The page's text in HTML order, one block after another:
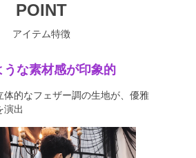
POINT
アイテム特徴
うな素材感が印象的
体的なフェザー調の生地が、優雅
演出